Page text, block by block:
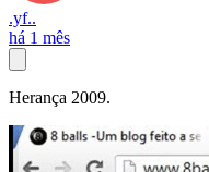
.yf..
há 1 mês
Herança 2009.